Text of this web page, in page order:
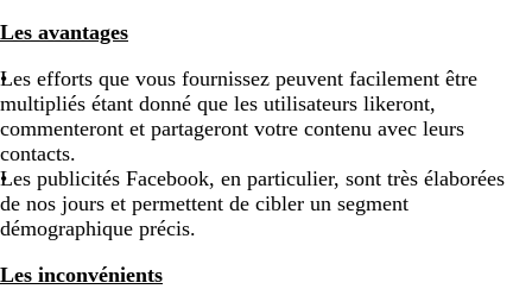
Les avantages
Les efforts que vous fournissez peuvent facilement être
multipliés étant donné que les utilisateurs likeront,
commenteront et partageront votre contenu avec leurs
contacts.
Les publicités Facebook, en particulier, sont très élaborées
de nos jours et permettent de cibler un segment
démographique précis.
Les inconvénients